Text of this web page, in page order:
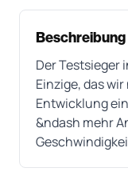
Beschreibung
Der Testsieger
Einzige, das
Entwicklung
&ndash mehr